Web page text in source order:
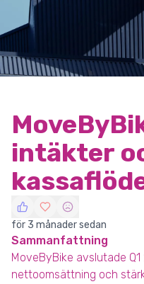
intäkter
för 3 månader sedan
Sammanfattning
MoveByBike avslutade
nettoomsättning och